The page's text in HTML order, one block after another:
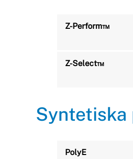
Z-Perform™
Z-Select™
PolyE